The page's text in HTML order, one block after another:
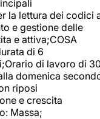
la lettura dei codici
e gestione delle
e attiva;COSA
di 6
di lavoro di
domenica
riposi
e crescita
Massa;